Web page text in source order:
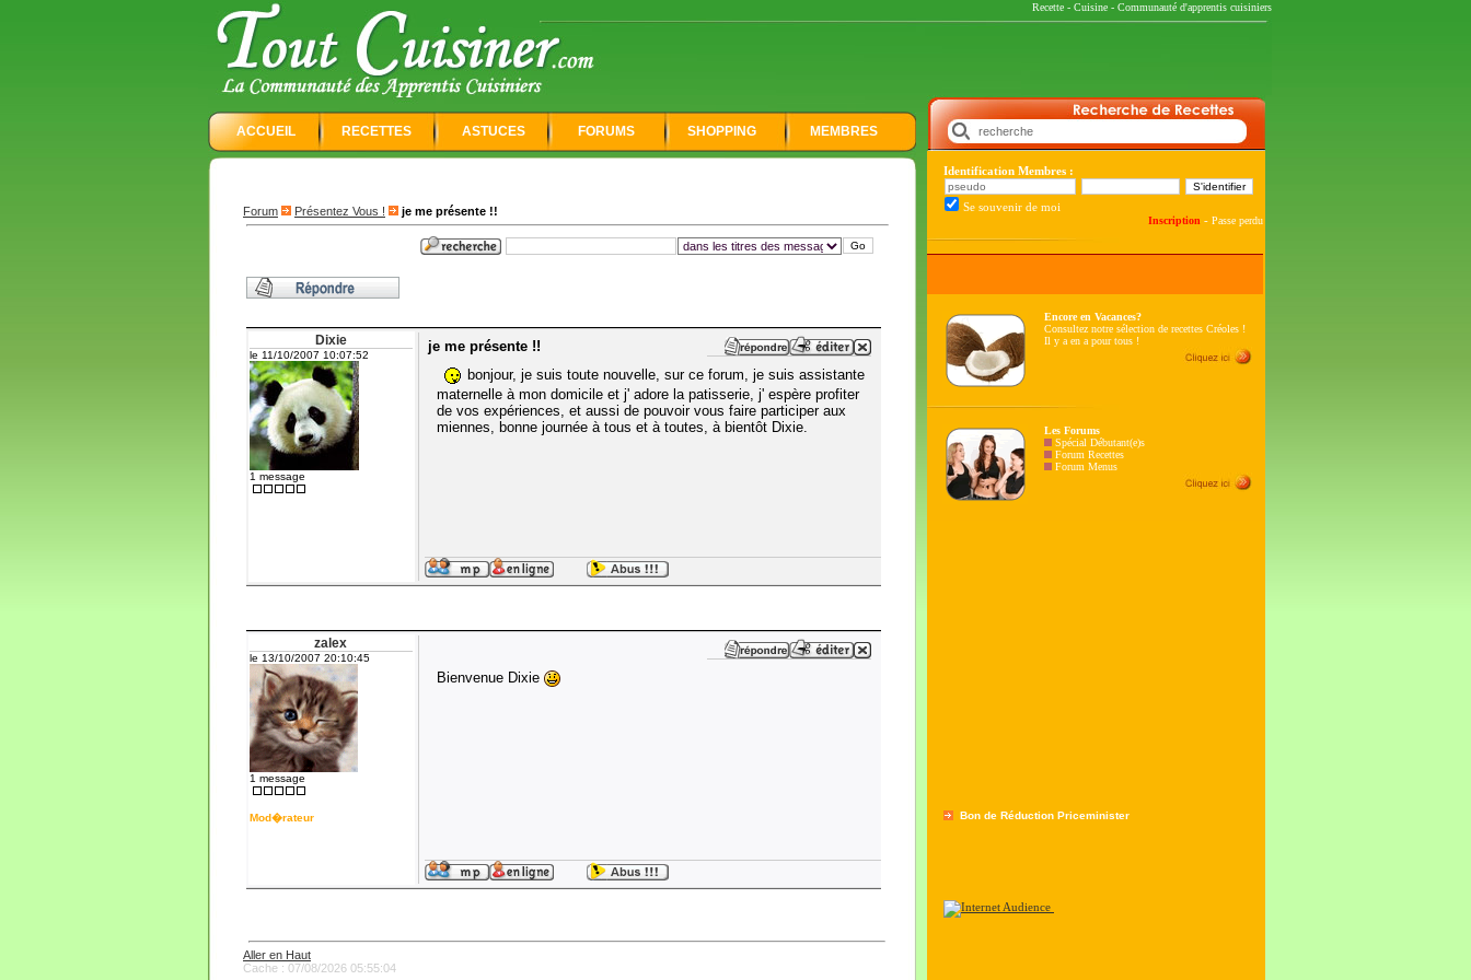
Recette - Cuisine - Communauté d'apprentis cuisiniers
ACCUEIL RECETTES ASTUCES FORUMS SHOPPING MEMBRES
Identification Membres :
Se souvenir de moi
Inscription - Passe perdu
Encore en Vacances?
Consultez notre sélection de recettes Créoles !
Il y a en a pour tous !
Les Forums
Spécial Débutant(e)s
Forum Recettes
Forum Menus
Forum Présentez Vous ! je me présente !!
Dixie
le 11/10/2007 10:07:52
1 message
je me présente !!
bonjour, je suis toute nouvelle, sur ce forum, je suis assistante
maternelle à mon domicile et j' adore la patisserie, j' espère profiter
de vos expériences, et aussi de pouvoir vous faire participer aux
miennes, bonne journée à tous et à toutes, à bientôt Dixie.
zalex
le 13/10/2007 20:10:45
1 message
Mod�rateur
Bienvenue Dixie
Aller en Haut
Cache : 07/08/2026 05:55:04
Bon de Réduction Priceminister